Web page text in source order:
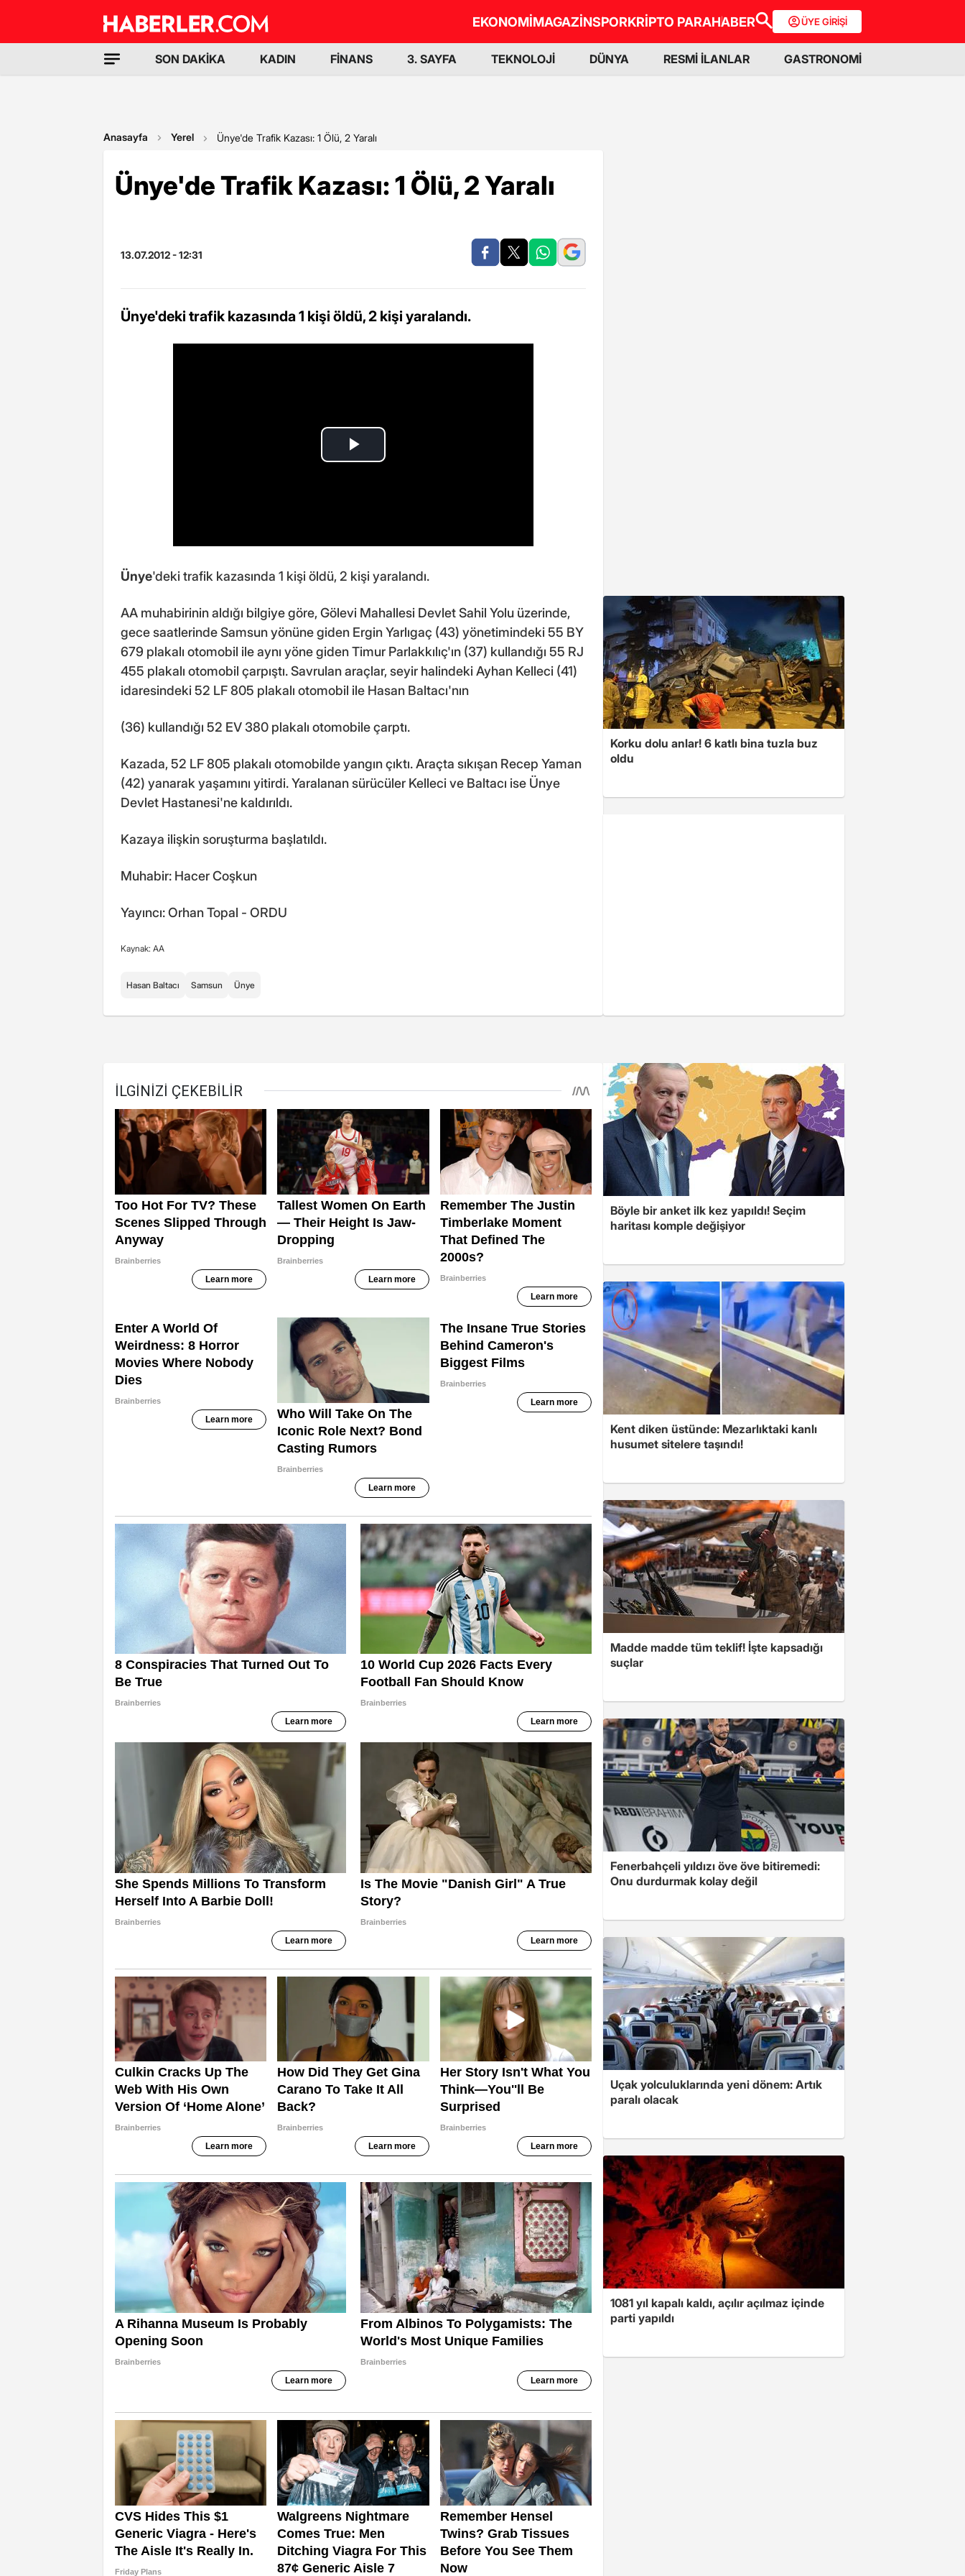
EKONOMİMAGAZİNSPORKRİPTO PARAHABER ÜYE GİRİŞİ
SON DAKİKA KADIN FİNANS 3. SAYFA TEKNOLOJİ DÜNYA RESMİ İLANLAR GASTRONOMİ
Anasayfa Yerel Ünye'de Trafik Kazası: 1 Ölü, 2 Yaralı
Ünye'de Trafik Kazası: 1 Ölü, 2 Yaralı
13.07.2012 - 12:31
Ünye'deki trafik kazasında 1 kişi öldü, 2 kişi yaralandı.
Ünye'deki trafik kazasında 1 kişi öldü, 2 kişi yaralandı.
AA muhabirinin aldığı bilgiye göre, Gölevi Mahallesi Devlet Sahil Yolu üzerinde,
gece saatlerinde Samsun yönüne giden Ergin Yarlıgaç (43) yönetimindeki 55 BY
679 plakalı otomobil ile aynı yöne giden Timur Parlakkılıç'ın (37) kullandığı 55 RJ
455 plakalı otomobil çarpıştı. Savrulan araçlar, seyir halindeki Ayhan Kelleci (41)
idaresindeki 52 LF 805 plakalı otomobil ile Hasan Baltacı'nın
(36) kullandığı 52 EV 380 plakalı otomobile çarptı.
Kazada, 52 LF 805 plakalı otomobilde yangın çıktı. Araçta sıkışan Recep Yaman
(42) yanarak yaşamını yitirdi. Yaralanan sürücüler Kelleci ve Baltacı ise Ünye
Devlet Hastanesi'ne kaldırıldı.
Kazaya ilişkin soruşturma başlatıldı.
Muhabir: Hacer Coşkun
Yayıncı: Orhan Topal - ORDU
Kaynak: AA
Hasan Baltacı Samsun Ünye
Korku dolu anlar! 6 katlı bina tuzla buz
oldu
Böyle bir anket ilk kez yapıldı! Seçim
haritası komple değişiyor
Kent diken üstünde: Mezarlıktaki kanlı
husumet sitelere taşındı!
Madde madde tüm teklif! İşte kapsadığı
suçlar
Fenerbahçeli yıldızı öve öve bitiremedi:
Onu durdurmak kolay değil
Uçak yolculuklarında yeni dönem: Artık
paralı olacak
1081 yıl kapalı kaldı, açılır açılmaz içinde
parti yapıldı